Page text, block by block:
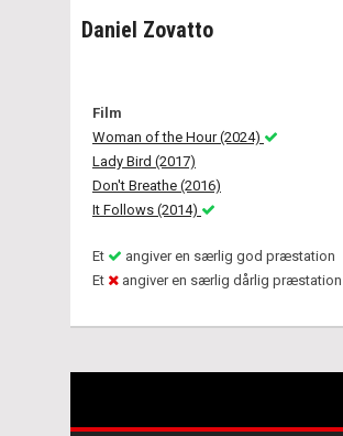
Daniel Zovatto
Film
Woman of the Hour (2024)
Lady Bird (2017)
Don't Breathe (2016)
It Follows (2014)
Et
angiver en særlig god præstation
Et
angiver en særlig dårlig præstation